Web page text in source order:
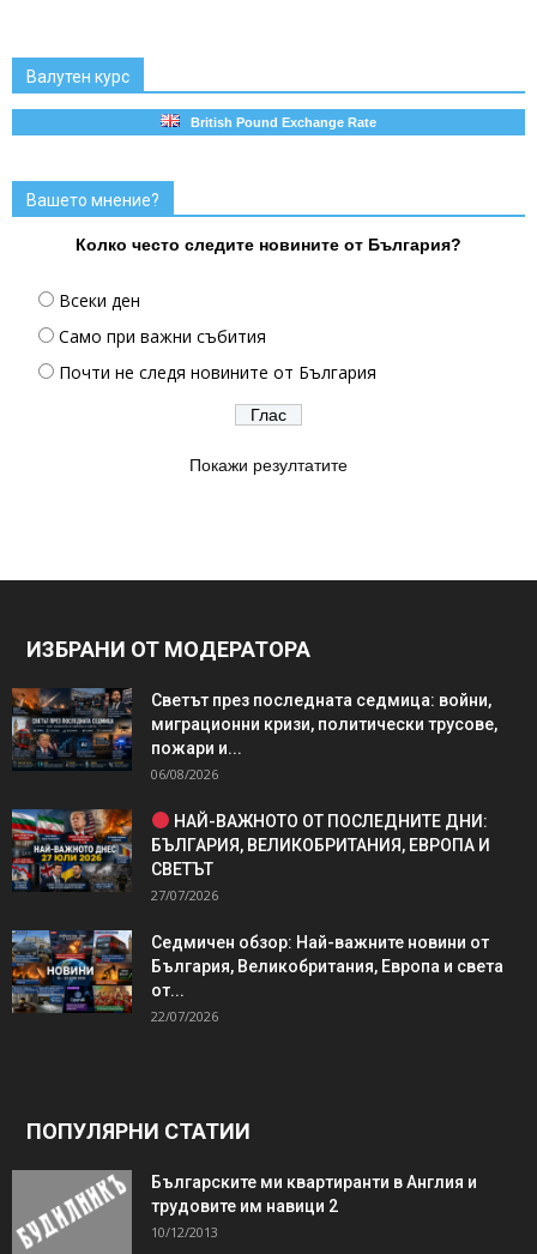
Валутен курс
British Pound Exchange Rate
Вашето мнение?
Колко често следите новините от България?
Всеки ден
Само при важни събития
Почти не следя новините от България
Покажи резултатите
ИЗБРАНИ ОТ МОДЕРАТОРА
Светът през последната седмица: войни,
миграционни кризи, политически трусове,
пожари и...
06/08/2026
НАЙ-ВАЖНОТО ОТ ПОСЛЕДНИТЕ ДНИ:
БЪЛГАРИЯ, ВЕЛИКОБРИТАНИЯ, ЕВРОПА И
СВЕТЪТ
27/07/2026
Седмичен обзор: Най-важните новини от
България, Великобритания, Европа и света
от...
22/07/2026
ПОПУЛЯРНИ СТАТИИ
Българските ми квартиранти в Англия и
трудовите им навици 2
10/12/2013